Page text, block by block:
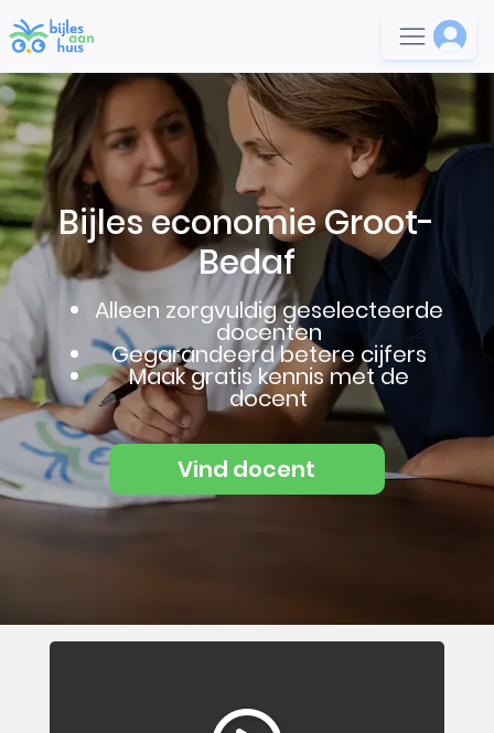
Bijles economie Groot-
Bedaf
Alleen zorgvuldig geselecteerde
docenten
Gegarandeerd betere cijfers
Maak gratis kennis met de
docent
Vind docent